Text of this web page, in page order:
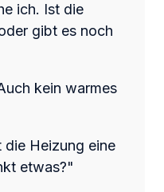
ich. Ist die
gibt es noch
kein warmes
die Heizung eine
etwas?"